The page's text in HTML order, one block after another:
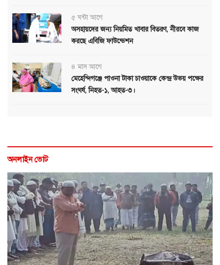
৫ ঘন্টা আগে
অসহায়দের জন্য নিয়মিত খাবার বিতরণ, নীরবে কাজ
করছে এবিজি ফাউন্ডেশন
৪ মাস আগে
মেহেন্দিগঞ্জে পাওনা টাকা চাওয়াকে কেন্দ্র উভয় পক্ষের
সংঘর্ষ, নিহত-১, আহত-৩।
অনলাইন ভোট